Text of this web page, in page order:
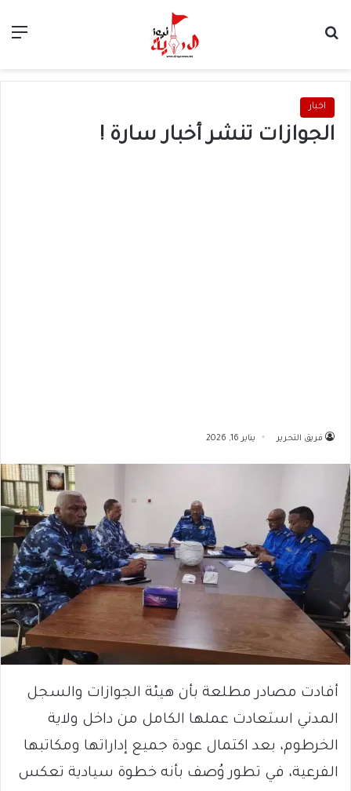
اخبار
الجوازات تنشر أخبار سارة !
فريق التحرير يناير 16, 2026
أفادت مصادر مطلعة بأن هيئة الجوازات والسجل
المدني استعادت عملها الكامل من داخل ولاية
الخرطوم، بعد اكتمال عودة جميع إداراتها ومكاتبها
الفرعية، في تطور وُصف بأنه خطوة سيادية تعكس